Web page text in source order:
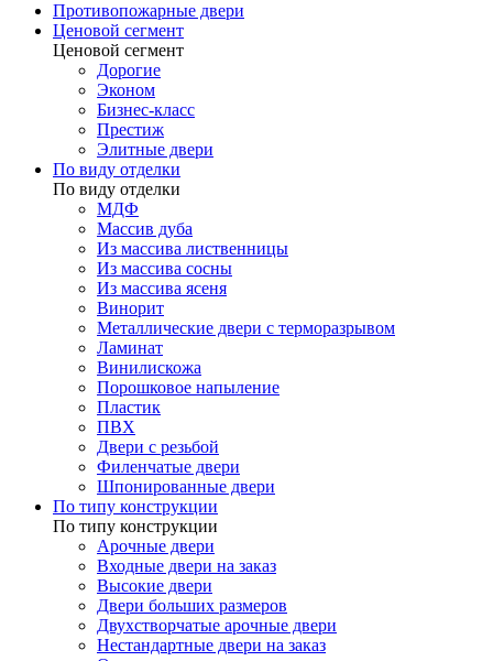
Противопожарные двери
Ценовой сегмент
Ценовой сегмент
Дорогие
Эконом
Бизнес-класс
Престиж
Элитные двери
По виду отделки
По виду отделки
МДФ
Массив дуба
Из массива лиственницы
Из массива сосны
Из массива ясеня
Винорит
Металлические двери с терморазрывом
Ламинат
Винилискожа
Порошковое напыление
Пластик
ПВХ
Двери с резьбой
Филенчатые двери
Шпонированные двери
По типу конструкции
По типу конструкции
Арочные двери
Входные двери на заказ
Высокие двери
Двери больших размеров
Двухстворчатые арочные двери
Нестандартные двери на заказ